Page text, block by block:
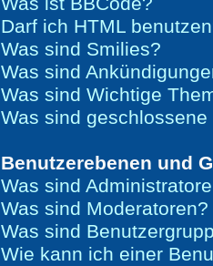
Darf ich HTML
Was sind Smilies?
Was sind
Was sind Wichtige
Was sind
Benutzerebenen und
Was sind
Was sind Moderatoren?
Was sind
Wie kann ich einer